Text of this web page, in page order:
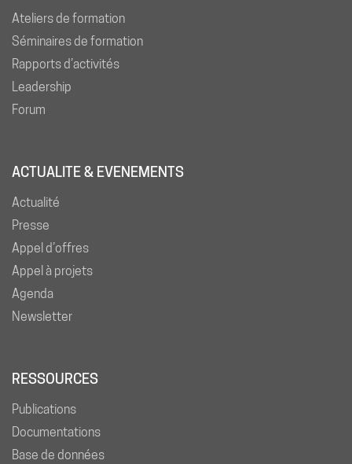
Ateliers de formation
Séminaires de formation
Rapports d’activités
Leadership
Forum
ACTUALITE & EVENEMENTS
Actualité
Presse
Appel d’offres
Appel à projets
Agenda
Newsletter
RESSOURCES
Publications
Documentations
Base de données